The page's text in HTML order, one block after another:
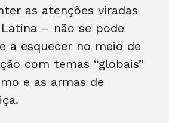
as atenções viradas
– não se pode
a esquecer no meio de
com temas “globais”
e as armas de